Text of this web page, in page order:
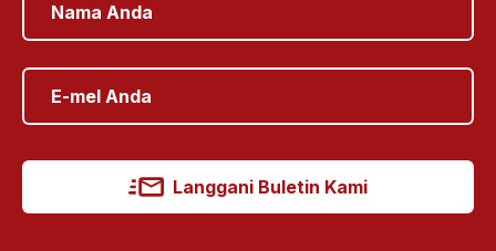
Langgani Buletin Kami